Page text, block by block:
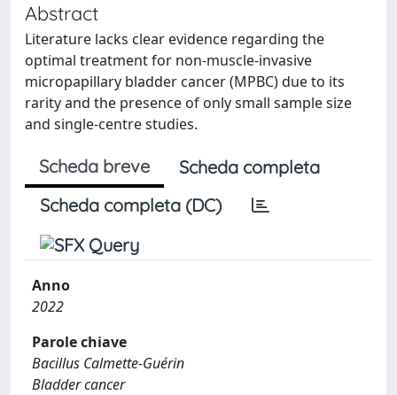
Abstract
Literature lacks clear evidence regarding the
optimal treatment for non-muscle-invasive
micropapillary bladder cancer (MPBC) due to its
rarity and the presence of only small sample size
and single-centre studies.
Scheda breve
Scheda completa
Scheda completa (DC)
Anno
2022
Parole chiave
Bacillus Calmette-Guérin
Bladder cancer